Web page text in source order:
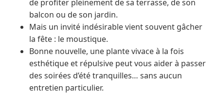
de profiter pleinement de sa terrasse, de son
balcon ou de son jardin.
Mais un invité indésirable vient souvent gâcher
la fête : le moustique.
Bonne nouvelle, une plante vivace à la fois
esthétique et répulsive peut vous aider à passer
des soirées d’été tranquilles… sans aucun
entretien particulier.